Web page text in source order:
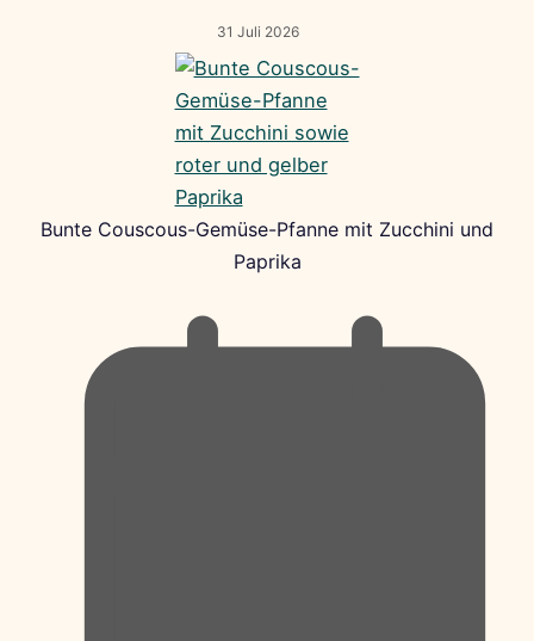
31 Juli 2026
Bunte Couscous-Gemüse-Pfanne mit Zucchini und
Paprika